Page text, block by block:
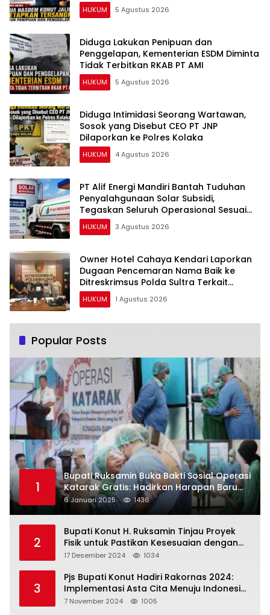
HUKUM 5 Agustus 2026
Diduga Lakukan Penipuan dan
Penggelapan, Kementerian ESDM Diminta
Tidak Terbitkan RKAB PT AMI
HUKUM 5 Agustus 2026
Diduga Intimidasi Seorang Wartawan,
Sosok yang Disebut CEO PT JNP
Dilaporkan ke Polres Kolaka
HUKUM 4 Agustus 2026
PT Alif Energi Mandiri Bantah Tuduhan
Penyalahgunaan Solar Subsidi,
Tegaskan Seluruh Operasional Sesuai
Regulasi
HUKUM 3 Agustus 2026
Owner Hotel Cahaya Kendari Laporkan
Dugaan Pencemaran Nama Baik ke
Ditreskrimsus Polda Sultra Terkait
Tuduhan Penganiayaan
HUKUM 1 Agustus 2026
Popular Posts
1
Bupati Ruksamin Buka Bakti Sosial Operasi
Katarak Gratis: Hadirkan Harapan Baru
bagi Masyarakat Konut
6 Januari 2025 1436
2
Bupati Konut H. Ruksamin Tinjau Proyek
Fisik untuk Pastikan Kesesuaian dengan
Perencanaan
17 Desember 2024 1034
3
Pjs Bupati Konut Hadiri Rakornas 2024:
Implementasi Asta Cita Menuju Indonesia
Emas
7 November 2024 1005